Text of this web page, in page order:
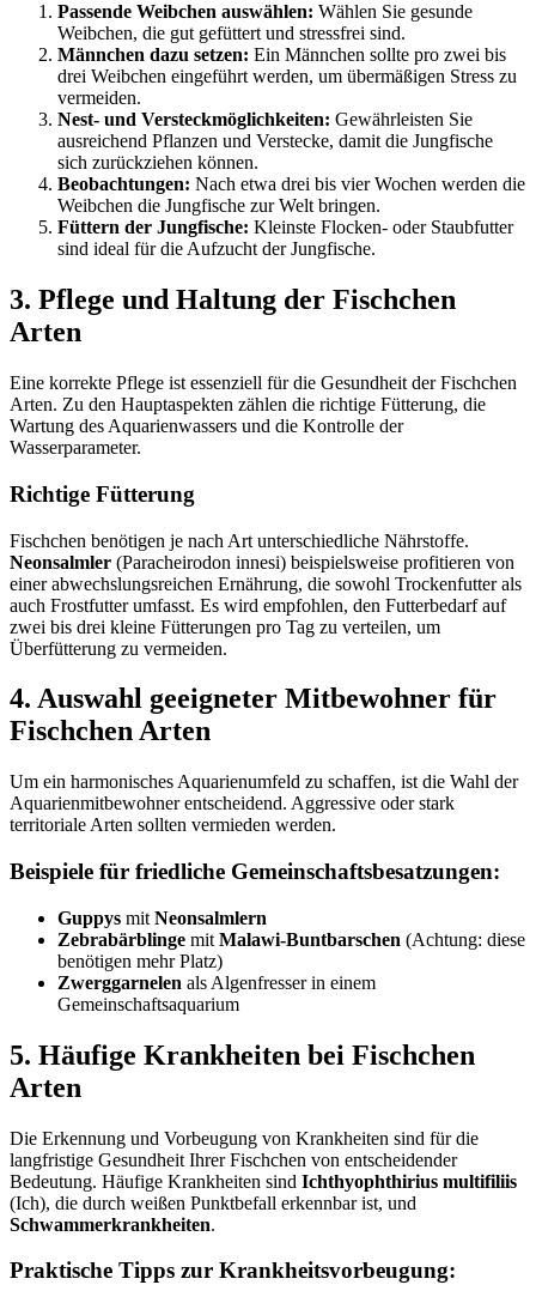
Passende Weibchen auswählen: Wählen Sie gesunde
Weibchen, die gut gefüttert und stressfrei sind.
Männchen dazu setzen: Ein Männchen sollte pro zwei bis
drei Weibchen eingeführt werden, um übermäßigen Stress zu
vermeiden.
Nest- und Versteckmöglichkeiten: Gewährleisten Sie
ausreichend Pflanzen und Verstecke, damit die Jungfische
sich zurückziehen können.
Beobachtungen: Nach etwa drei bis vier Wochen werden die
Weibchen die Jungfische zur Welt bringen.
Füttern der Jungfische: Kleinste Flocken- oder Staubfutter
sind ideal für die Aufzucht der Jungfische.
3. Pflege und Haltung der Fischchen
Arten
Eine korrekte Pflege ist essenziell für die Gesundheit der Fischchen
Arten. Zu den Hauptaspekten zählen die richtige Fütterung, die
Wartung des Aquarienwassers und die Kontrolle der
Wasserparameter.
Richtige Fütterung
Fischchen benötigen je nach Art unterschiedliche Nährstoffe.
Neonsalmler (Paracheirodon innesi) beispielsweise profitieren von
einer abwechslungsreichen Ernährung, die sowohl Trockenfutter als
auch Frostfutter umfasst. Es wird empfohlen, den Futterbedarf auf
zwei bis drei kleine Fütterungen pro Tag zu verteilen, um
Überfütterung zu vermeiden.
4. Auswahl geeigneter Mitbewohner für
Fischchen Arten
Um ein harmonisches Aquarienumfeld zu schaffen, ist die Wahl der
Aquarienmitbewohner entscheidend. Aggressive oder stark
territoriale Arten sollten vermieden werden.
Beispiele für friedliche Gemeinschaftsbesatzungen:
Guppys mit Neonsalmlern
Zebrabärblinge mit Malawi-Buntbarschen (Achtung: diese
benötigen mehr Platz)
Zwerggarnelen als Algenfresser in einem
Gemeinschaftsaquarium
5. Häufige Krankheiten bei Fischchen
Arten
Die Erkennung und Vorbeugung von Krankheiten sind für die
langfristige Gesundheit Ihrer Fischchen von entscheidender
Bedeutung. Häufige Krankheiten sind Ichthyophthirius multifiliis
(Ich), die durch weißen Punktbefall erkennbar ist, und
Schwammerkrankheiten.
Praktische Tipps zur Krankheitsvorbeugung: